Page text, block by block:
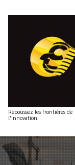
Repoussez les frontières de
l'innovation